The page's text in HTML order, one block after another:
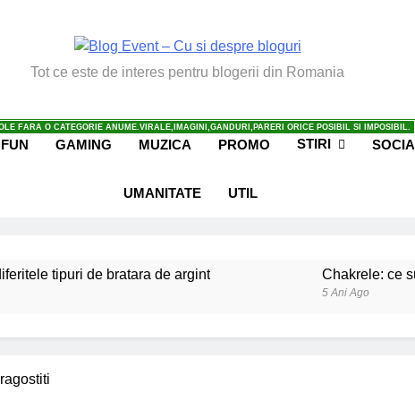
– Cu Si Despre
Tot ce este de interes pentru blogerii din Romania
FARA O CATEGORIE ANUME.VIRALE,IMAGINI,GANDURI,PARERI ORICE POSIBIL SI IMPOSIBIL.
FUN GAMING MUZICA PROMO STIRI
UMANITATE UTIL
tipuri de bratara de argint Chakrele: ce
5 Ani Ago
6 Ani Ago